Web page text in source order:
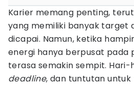
Karier memang penting,
yang memiliki banyak target
dicapai. Namun, ketika
energi hanya berpusat pada
terasa semakin sempit.
deadline, dan tuntutan